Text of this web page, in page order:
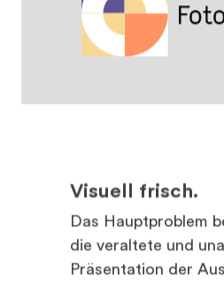
Visuell frisch.
Das Hauptproblem
die veraltete und
Präsentation der